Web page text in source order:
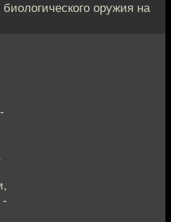
оружия на
-